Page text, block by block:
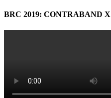
BRC 2019: CONTRABAND X